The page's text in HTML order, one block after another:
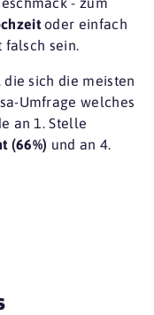
oder einfach
falsch sein.
, die sich die meisten
Umfrage welches
an 1. Stelle
(66%) und an 4.